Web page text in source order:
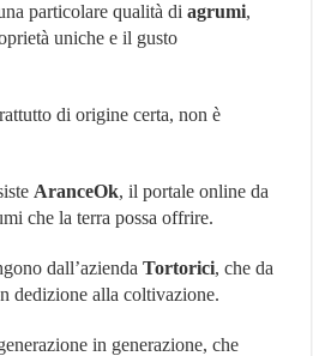
particolare qualità diagrumi,
uniche e il gusto
di origine certa, non è
AranceOk, il portale online da
che la terra possa offrire.
dall’aziendaTortorici, che da
dedizione alla coltivazione.
in generazione, che